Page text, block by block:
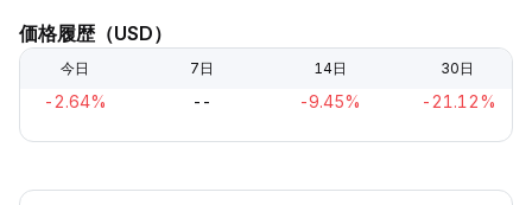
価格履歴（USD）
今日 7日 14日 30日
-2.64% -- -9.45% -21.12%